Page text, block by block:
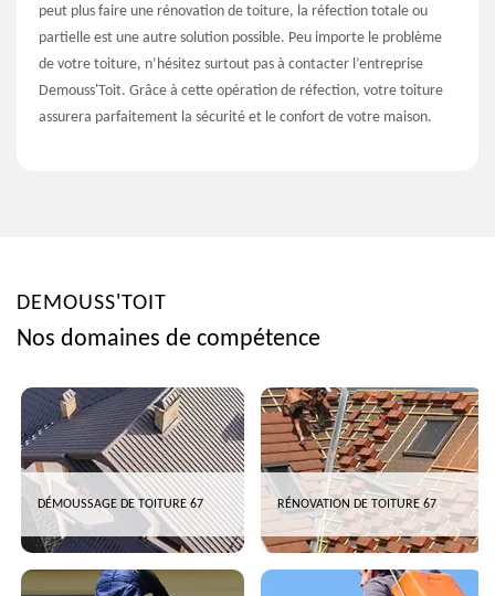
peut plus faire une rénovation de toiture, la réfection totale ou
partielle est une autre solution possible. Peu importe le problème
de votre toiture, n’hésitez surtout pas à contacter l’entreprise
Demouss'Toit. Grâce à cette opération de réfection, votre toiture
assurera parfaitement la sécurité et le confort de votre maison.
DEMOUSS'TOIT
Nos domaines de compétence
DÉMOUSSAGE DE TOITURE 67 RÉNOVATION DE TOITURE 67